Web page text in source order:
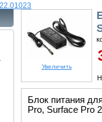
Увеличить
Блок питания
Pro, Surface Pro